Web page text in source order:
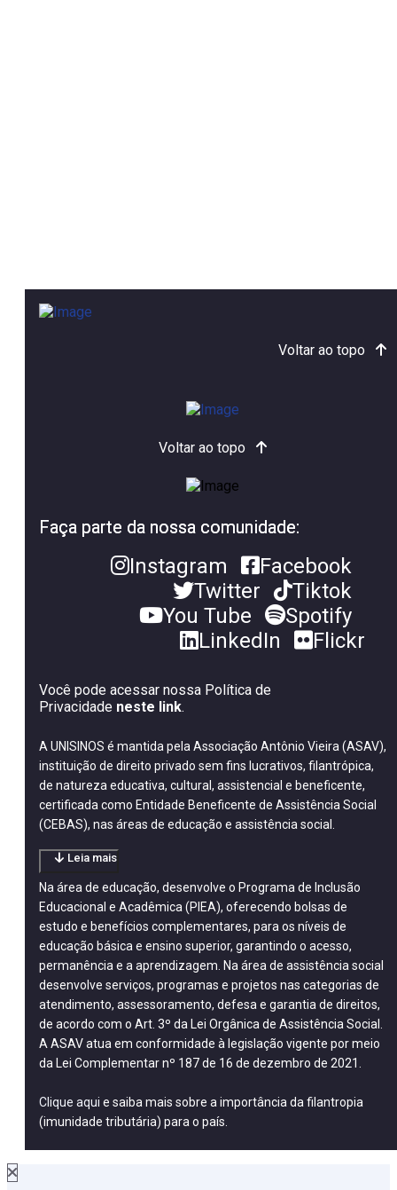
Voltar ao topo
Voltar ao topo
Faça parte da nossa comunidade:
Instagram
Facebook
Twitter
Tiktok
You Tube
Spotify
LinkedIn
Flickr
Você pode acessar nossa Política de
Privacidade neste link.
A UNISINOS é mantida pela Associação Antônio Vieira (ASAV),
instituição de direito privado sem fins lucrativos, filantrópica,
de natureza educativa, cultural, assistencial e beneficente,
certificada como Entidade Beneficente de Assistência Social
(CEBAS), nas áreas de educação e assistência social.
Leia mais
Na área de educação, desenvolve o Programa de Inclusão
Educacional e Acadêmica (PIEA), oferecendo bolsas de
estudo e benefícios complementares, para os níveis de
educação básica e ensino superior, garantindo o acesso,
permanência e a aprendizagem. Na área de assistência social
desenvolve serviços, programas e projetos nas categorias de
atendimento, assessoramento, defesa e garantia de direitos,
de acordo com o Art. 3º da Lei Orgânica de Assistência Social.
A ASAV atua em conformidade à legislação vigente por meio
da Lei Complementar nº 187 de 16 de dezembro de 2021.
Clique aqui e saiba mais sobre a importância da filantropia
(imunidade tributária) para o país.